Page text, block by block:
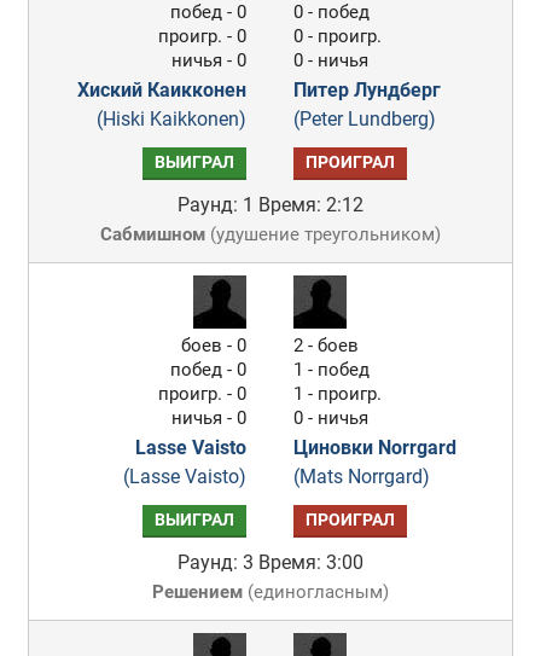
побед - 0
проигр. - 0
ничья - 0
Хиский Каикконен
(Hiski Kaikkonen)
0 - побед
0 - проигр.
0 - ничья
Питер Лундберг
(Peter Lundberg)
ВЫИГРАЛ ПРОИГРАЛ
Раунд: 1 Время: 2:12
Сабмишном(удушение треугольником)
боев - 0
побед - 0
проигр. - 0
ничья - 0
Lasse Vaisto
(Lasse Vaisto)
2 - боев
1 - побед
1 - проигр.
0 - ничья
Циновки Norrgard
(Mats Norrgard)
ВЫИГРАЛ ПРОИГРАЛ
Раунд: 3 Время: 3:00
Решением(единогласным)